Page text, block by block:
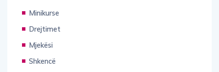
Drejtimet
Mjekësi
Shkencë
Ekonomi